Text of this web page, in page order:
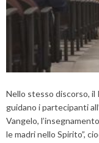
Nello stesso discorso, il
guidano i partecipanti
Vangelo,
le madri nello Spirito”,